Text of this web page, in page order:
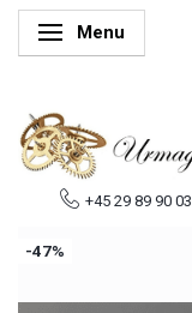
Skifte navigation
Menu
+45 29 89 90 03
-47%